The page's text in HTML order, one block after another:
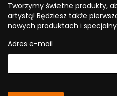
Tworzymy świetne produkty,
artystą! Będziesz także
nowych produktach i
Adres e-mail